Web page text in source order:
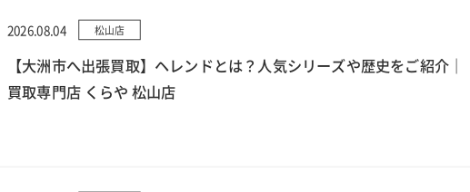
2026.08.04 松山店
【大洲市へ出張買取】ヘレンドとは？人気シリーズや歴史をご紹介｜
買取専門店 くらや 松山店